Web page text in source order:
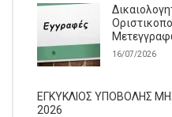
16/07/2026
ΕΓΚΥΚΛΙΟΣ ΥΠΟΒΟΛΗΣ
2026